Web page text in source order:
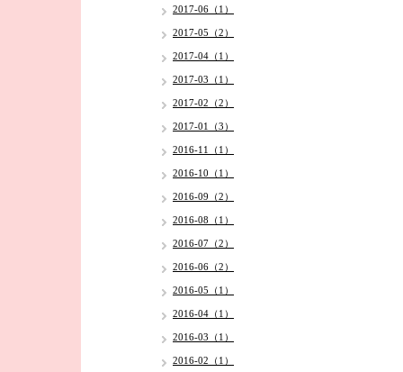
2017-06（1）
2017-05（2）
2017-04（1）
2017-03（1）
2017-02（2）
2017-01（3）
2016-11（1）
2016-10（1）
2016-09（2）
2016-08（1）
2016-07（2）
2016-06（2）
2016-05（1）
2016-04（1）
2016-03（1）
2016-02（1）